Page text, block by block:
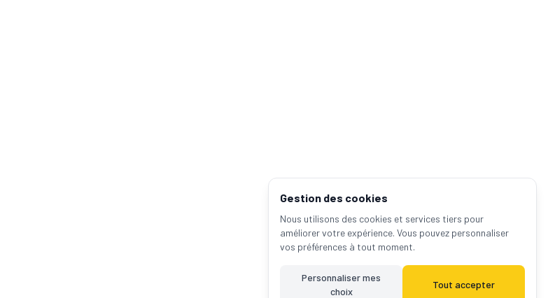
Gestion des cookies
Nous utilisons des cookies et services tiers pour
améliorer votre expérience. Vous pouvez personnaliser
vos préférences à tout moment.
Personnaliser mes
choix
Tout accepter